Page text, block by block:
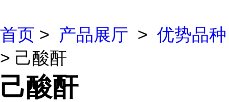
首页 > 产品展厅 > 优势品种
> 己酸酐
己酸酐